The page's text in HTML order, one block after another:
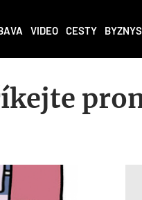
VIDEO CESTY BYZNYS